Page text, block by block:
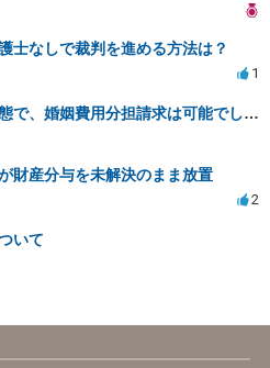
士なしで裁判を進める方法は？
1
相手が退職している状態で、婚姻費用分担請求は可能でしょうか？
財産分与を未解決のまま放置
2
いて